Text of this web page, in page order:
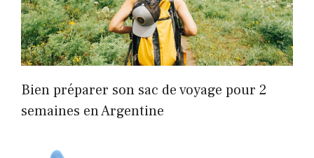
Bien préparer son sac de voyage pour 2
semaines en Argentine